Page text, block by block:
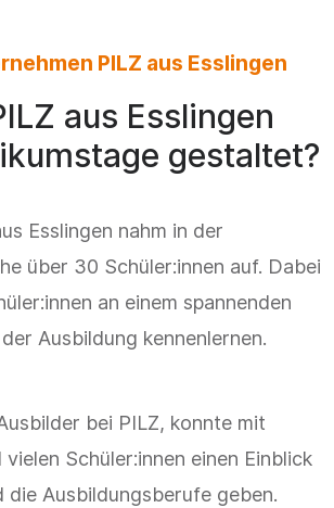
PILZ aus Esslingen
aus Esslingen
gestaltet?
Esslingen nahm in der
über 30 Schüler:innen auf. Dabei
an einem spannenden
Ausbildung kennenlernen.
bei PILZ, konnte mit
Schüler:innen einen Einblick
die Ausbildungsberufe geben.